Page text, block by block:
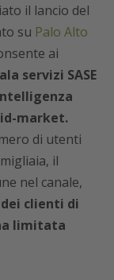
il lancio del
su Palo Alto
ai
servizi SASE
market.
di utenti
il
nel canale,
clienti di
limitata